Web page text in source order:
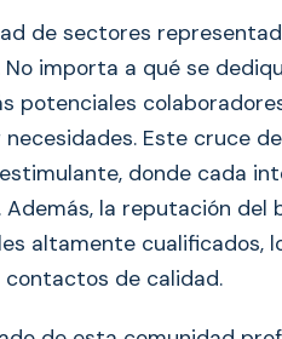
de sectores
No importa a qué se
potenciales
Este cruce
donde cada
Además, la reputación
altamente cualificados,
de calidad.